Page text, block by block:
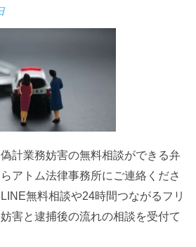
計業務妨害の無料相談ができる弁
アトム法律事務所にご連絡くださ
無料相談や24時間つながるフリ
害と逮捕後の流れの相談を受付て